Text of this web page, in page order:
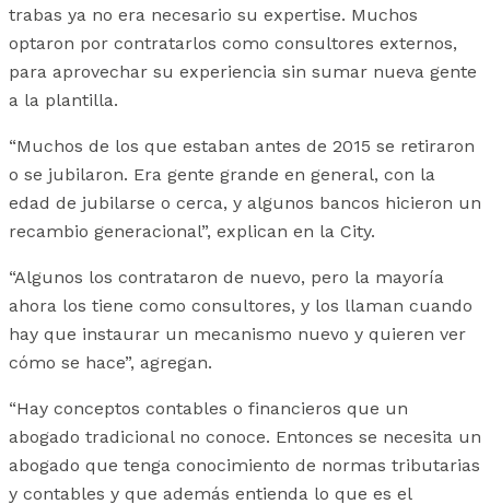
trabas ya no era necesario su expertise. Muchos
optaron por contratarlos como consultores externos,
para aprovechar su experiencia sin sumar nueva gente
a la plantilla.
“Muchos de los que estaban antes de 2015 se retiraron
o se jubilaron. Era gente grande en general, con la
edad de jubilarse o cerca, y algunos bancos hicieron un
recambio generacional”, explican en la City.
“Algunos los contrataron de nuevo, pero la mayoría
ahora los tiene como consultores, y los llaman cuando
hay que instaurar un mecanismo nuevo y quieren ver
cómo se hace”, agregan.
“Hay conceptos contables o financieros que un
abogado tradicional no conoce. Entonces se necesita un
abogado que tenga conocimiento de normas tributarias
y contables y que además entienda lo que es el